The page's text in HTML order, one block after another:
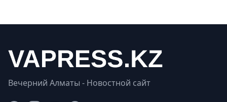
Вечерний Алматы - Новостной сайт